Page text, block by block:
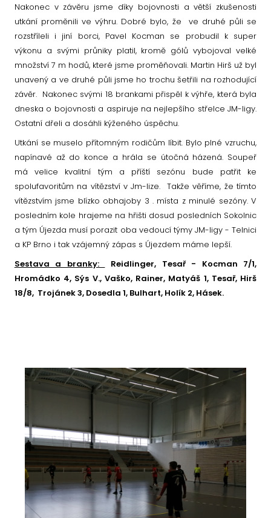
Nakonec v závěru jsme díky bojovnosti a větší zkušenosti
utkání proměnili ve výhru. Dobré bylo, že ve druhé půli se
rozstříleli i jiní borci, Pavel Kocman se probudil k super
výkonu a svými průniky platil, kromě gólů vybojoval velké
množství 7 m hodů, které jsme proměňovali. Martin Hirš už byl
unavený a ve druhé půli jsme ho trochu šetřili na rozhodující
závěr. Nakonec svými 18 brankami přispěl k výhře, která byla
dneska o bojovnosti a aspiruje na nejlepšího střelce JM-ligy.
Ostatní dřeli a dosáhli kýženého úspěchu.
Utkání se muselo přítomným rodičům líbit. Bylo plné vzruchu,
napínavé až do konce a hrála se útočná házená. Soupeř
má velice kvalitní tým a příští sezónu bude patřit ke
spolufavoritům na vítězství v Jm-lize. Takže věříme, že tímto
vítězstvím jsme blízko obhajoby 3 . místa z minulé sezóny. V
posledním kole hrajeme na hřišti dosud posledních Sokolnic
a tým Újezda musí porazit oba vedoucí týmy JM-ligy - Telnici
a KP Brno i tak vzájemný zápas s Újezdem máme lepší.
Sestava a branky:
Reidlinger, Tesař - Kocman 7/1,
Hromádko 4, Sýs V., Vaško, Rainer, Matyáš 1, Tesař, Hirš
18/8, Trojánek 3, Dosedla 1, Bulhart, Holík 2, Hásek.